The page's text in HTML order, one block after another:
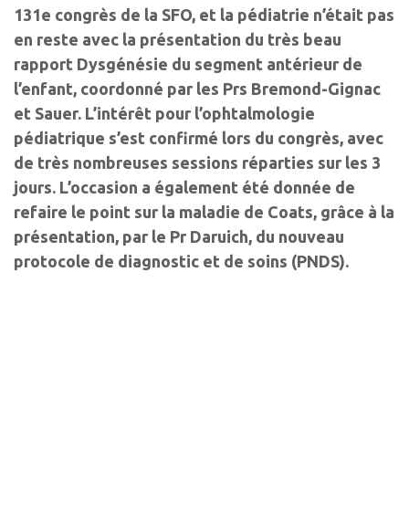
131e congrès de la SFO, et la pédiatrie n’était pas
en reste avec la présentation du très beau
rapport Dysgénésie du segment antérieur de
l’enfant, coordonné par les Prs Bremond-Gignac
et Sauer. L’intérêt pour l’ophtalmologie
pédiatrique s’est confirmé lors du congrès, avec
de très nombreuses sessions réparties sur les 3
jours. L’occasion a également été donnée de
refaire le point sur la maladie de Coats, grâce à la
présentation, par le Pr Daruich, du nouveau
protocole de diagnostic et de soins (PNDS).